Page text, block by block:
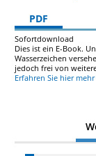
PDF
Sofortdownload
Dies ist ein E-Book.
Wasserzeichen
jedoch frei von
Erfahren Sie hier